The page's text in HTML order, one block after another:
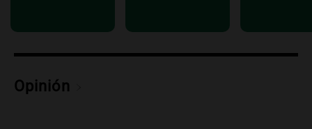
Panorama Federal
Audio.
Opinión